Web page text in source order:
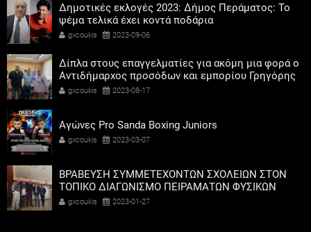
Δημοτικές εκλογές 2023: Δήμος Περάματος: Το
ψέμα τελικά έχει κοντά ποδάρια
gxcoukis 2023-09-06
Δίπλα στους επαγγελματίες για ακόμη μια φορά ο
Αντιδήμαρχος προσόδων και εμπορίου Γρηγόρης
Καψοκόλης
gxcoukis 2023-08-17
Αγώνες Pro Sanda Boxing Juniors
gxcoukis 2023-03-07
ΒΡΑΒΕΥΣΗ ΣΥΜΜΕΤΕΧΟΝΤΩΝ ΣΧΟΛΕΙΩΝ ΣΤΟΝ
ΤΟΠΙΚΟ ΔΙΑΓΩΝΙΣΜΟ ΠΕΙΡΑΜΑΤΩΝ ΦΥΣΙΚΩΝ
ΕΠΙΣΤΗΜΩΝ
gxcoukis 2023-01-27